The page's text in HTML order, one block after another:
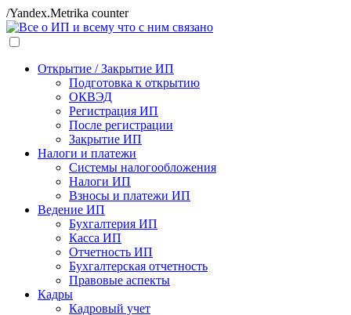
/Yandex.Metrika counter
Открытие / Закрытие ИП
Подготовка к открытию
ОКВЭД
Регистрация ИП
После регистрации
Закрытие ИП
Налоги и платежи
Системы налогообложения
Налоги ИП
Взносы и платежи ИП
Ведение ИП
Бухгалтерия ИП
Касса ИП
Отчетность ИП
Бухгалтерская отчетность
Правовые аспекты
Кадры
Кадровый учет